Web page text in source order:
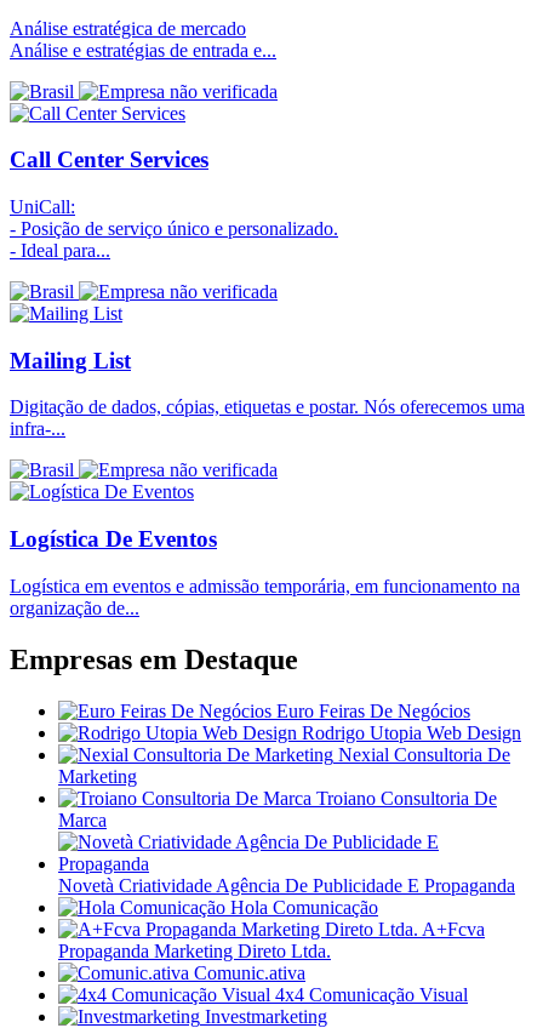
Análise estratégica de mercado
Análise e estratégias de entrada e...
Call Center Services
UniCall:
- Posição de serviço único e personalizado.
- Ideal para...
Mailing List
Digitação de dados, cópias, etiquetas e postar. Nós oferecemos uma
infra-...
Logística De Eventos
Logística em eventos e admissão temporária, em funcionamento na
organização de...
Empresas em Destaque
Euro Feiras De Negócios
Rodrigo Utopia Web Design
Nexial Consultoria De
Marketing
Troiano Consultoria De
Marca
Novetà Criatividade Agência De Publicidade E Propaganda
Hola Comunicação
A+Fcva
Propaganda Marketing Direto Ltda.
Comunic.ativa
4x4 Comunicação Visual
Investmarketing